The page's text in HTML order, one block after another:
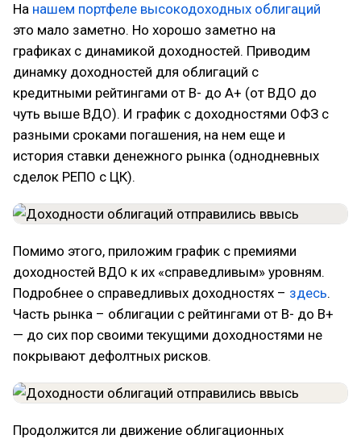
На нашем портфеле высокодоходных облигаций
это мало заметно. Но хорошо заметно на
графиках с динамикой доходностей. Приводим
динамку доходностей для облигаций с
кредитными рейтингами от B- до A+ (от ВДО до
чуть выше ВДО). И график с доходностями ОФЗ с
разными сроками погашения, на нем еще и
история ставки денежного рынка (однодневных
сделок РЕПО с ЦК).
Помимо этого, приложим график с премиями
доходностей ВДО к их «справедливым» уровням.
Подробнее о справедливых доходностях – здесь.
Часть рынка – облигации с рейтингами от B- до B+
— до сих пор своими текущими доходностями не
покрывают дефолтных рисков.
Продолжится ли движение облигационных